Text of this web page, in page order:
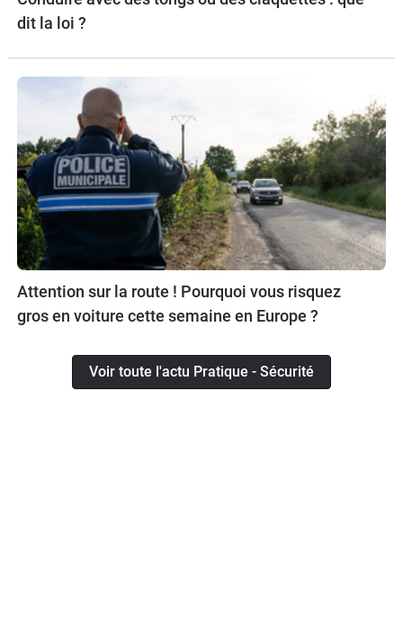
dit la loi ?
Attention sur la route ! Pourquoi vous risquez
gros en voiture cette semaine en Europe ?
Voir toute l'actu Pratique - Sécurité